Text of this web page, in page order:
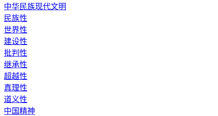
中华民族现代文明
民族性
世界性
建设性
批判性
继承性
超越性
真理性
道义性
中国精神